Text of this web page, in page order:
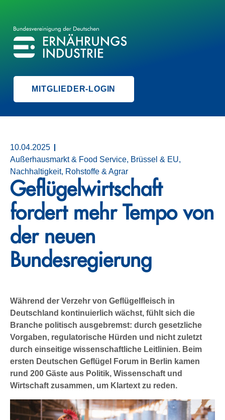
BVE
BUNDESVEREINIGUNG DER ERNÄHRUNGSINDUSTRIE
MITGLIEDER-LOGIN
10.04.2025
Außerhausmarkt & Food Service, Brüssel & EU,
Nachhaltigkeit, Rohstoffe & Agrar
Geflügelwirtschaft
fordert mehr Tempo von
der neuen
Bundesregierung
Während der Verzehr von Geflügelfleisch in
Deutschland kontinuierlich wächst, fühlt sich die
Branche politisch ausgebremst: durch gesetzliche
Vorgaben, regulatorische Hürden und nicht zuletzt
durch einseitige wissenschaftliche Leitlinien. Beim
ersten Deutschen Geflügel Forum in Berlin kamen
rund 200 Gäste aus Politik, Wissenschaft und
Wirtschaft zusammen, um Klartext zu reden.